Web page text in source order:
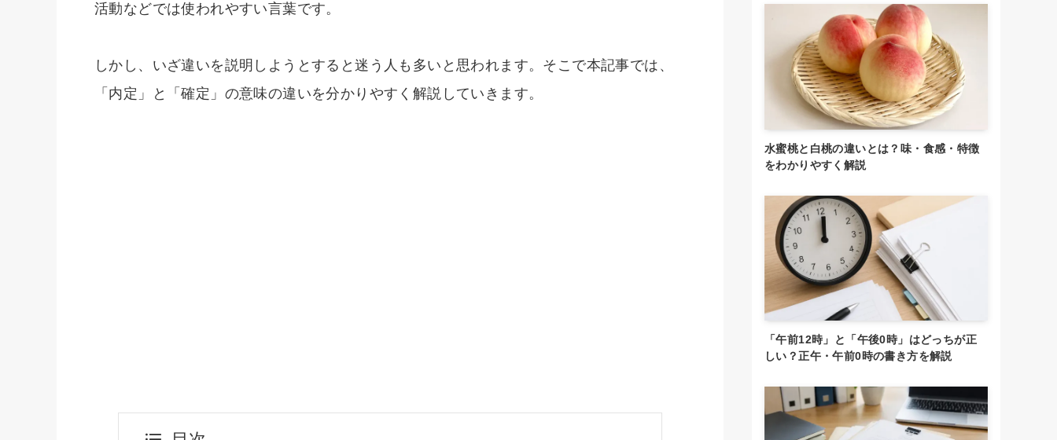
活動などでは使われやすい言葉です。
しかし、いざ違いを説明しようとすると迷う人も多いと思われます。そこで本記事では、
「内定」と「確定」の意味の違いを分かりやすく解説していきます。
水蜜桃と白桃の違いとは？味・食感・特徴
をわかりやすく解説
「午前12時」と「午後0時」はどっちが正
しい？正午・午前0時の書き方を解説